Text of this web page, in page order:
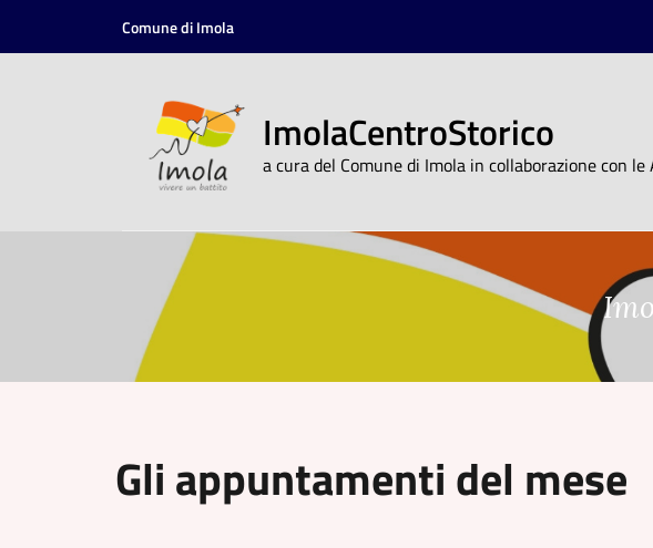
Comune di Imola
ImolaCentroStorico
a cura del Comune di Imola in collaborazione con
Gli appuntamenti del mese